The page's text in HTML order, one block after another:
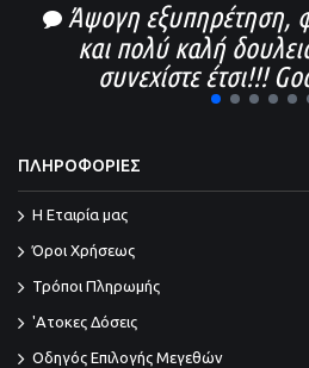
Άψογη εξυπηρέτηση,
και πολύ καλή
συνεχίστε έτσι!!!
1 2 3 4 5
ΠΛΗΡΟΦΟΡΙΕΣ
Η Εταιρία μας
Όροι Χρήσεως
Τρόποι Πληρωμής
'Ατοκες Δόσεις
Οδηγός Επιλογής Μεγεθών